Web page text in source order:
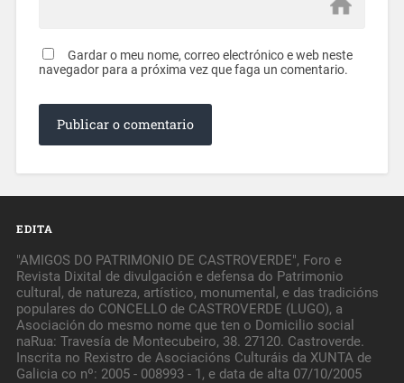
Gardar o meu nome, correo electrónico e web neste
navegador para a próxima vez que faga un comentario.
EDITA
"AMIGOS DO PATRIMONIO DE CASTROVERDE", Foro e
Revista Dixital de divulgación e defensa do Patrimonio
cultural, de natureza, artístico, monumental, e das tradicións
populares do CONCELLO de CASTROVERDE (LUGO), a
Asociación do mesmo nome que ten o Domicilio social
naRua: Travesía de Montecubeiro, 38. 27120. Castroverde.
Inscrita no Rexistro de Asociacións Culturáis da XUNTA de
Galicia co nº: 2005 - 008993 - 1, e data de alta 07/10/2005